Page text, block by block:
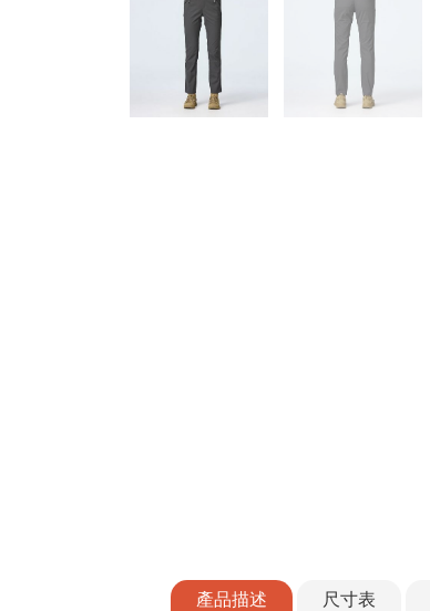
產品描述 尺寸表